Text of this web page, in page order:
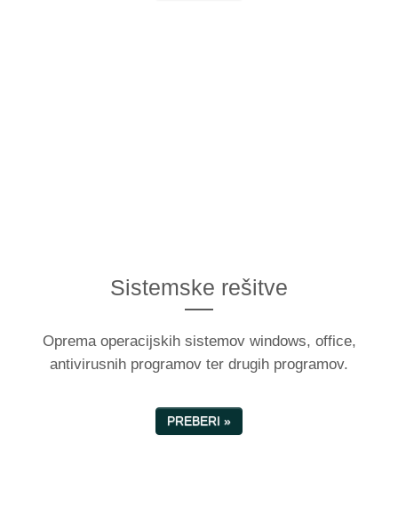
Sistemske rešitve
Oprema operacijskih sistemov windows, office,
antivirusnih programov ter drugih programov.
PREBERI »